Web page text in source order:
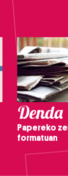
Denda
Papereko
formatuan